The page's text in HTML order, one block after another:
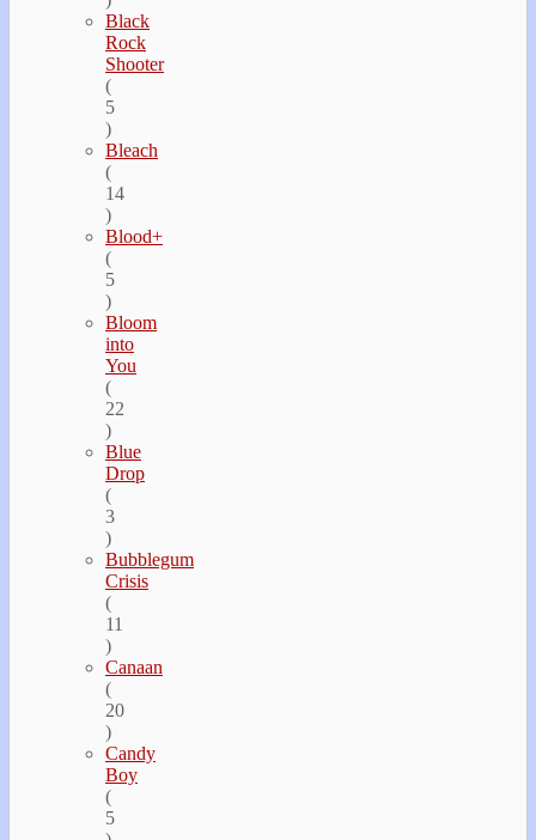
Black
Rock
Shooter
(
5
)
Bleach
(
14
)
Blood+
(
5
)
Bloom
into
You
(
22
)
Blue
Drop
(
3
)
Bubblegum
Crisis
(
11
)
Canaan
(
20
)
Candy
Boy
(
5